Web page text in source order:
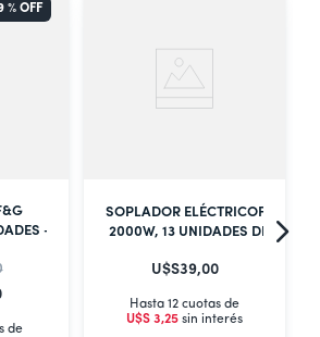
- CON BATERIA Y CARGADOR
de
% OFF
SOPLADOR ELÉCTRICOF&G
2000W, 13 UNIDADES DE
U$S39,00
Hasta 12 cuotas de
U$S 3,25 sin interés